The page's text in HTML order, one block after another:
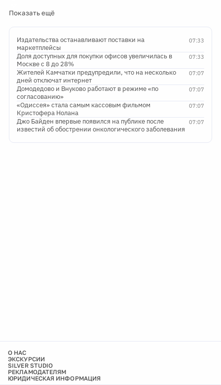
Показать ещё
07:33
Издательства останавливают поставки на
маркетплейсы
07:33
Доля доступных для покупки офисов увеличилась в
Москве с 8 до 28%
07:07
Жителей Камчатки предупредили, что на несколько
дней отключат интернет
07:07
Домодедово и Внуково работают в режиме «по
согласованию»
07:07
«Одиссея» стала самым кассовым фильмом
Кристофера Нолана
07:07
Джо Байден впервые появился на публике после
известий об обострении онкологического заболевания
О НАС
ЭКСКУРСИИ
SILVER STUDIO
РЕКЛАМОДАТЕЛЯМ
ЮРИДИЧЕСКАЯ ИНФОРМАЦИЯ